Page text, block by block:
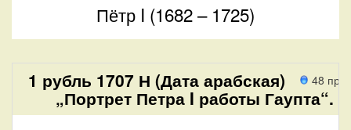
Пётр I (1682 – 1725)
48
1 рубль 1707 Н (Дата арабская)
„Портрет Петра I работы Гаупта“.